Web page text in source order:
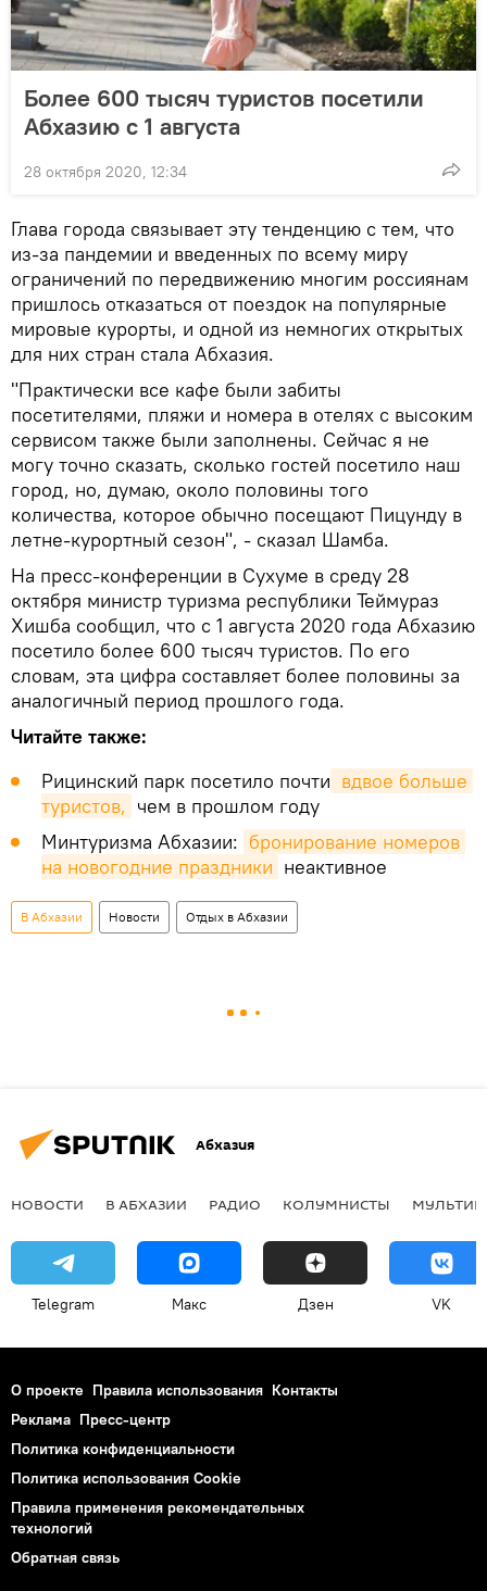
Более 600 тысяч туристов посетили
Абхазию с 1 августа
28 октября 2020, 12:34
Глава города связывает эту тенденцию с тем, что
из-за пандемии и введенных по всему миру
ограничений по передвижению многим россиянам
пришлось отказаться от поездок на популярные
мировые курорты, и одной из немногих открытых
для них стран стала Абхазия.
"Практически все кафе были забиты
посетителями, пляжи и номера в отелях с высоким
сервисом также были заполнены. Сейчас я не
могу точно сказать, сколько гостей посетило наш
город, но, думаю, около половины того
количества, которое обычно посещают Пицунду в
летне-курортный сезон", - сказал Шамба.
На пресс-конференции в Сухуме в среду 28
октября министр туризма республики Теймураз
Хишба сообщил, что с 1 августа 2020 года Абхазию
посетило более 600 тысяч туристов. По его
словам, эта цифра составляет более половины за
аналогичный период прошлого года.
Читайте также:
Рицинский парк посетило почти вдвое больше
туристов, чем в прошлом году
Минтуризма Абхазии: бронирование номеров
на новогодние праздники неактивное
В Абхазии Новости Отдых в Абхазии
Абхазия
НОВОСТИ В АБХАЗИИ РАДИО КОЛУМНИСТЫ
Telegram Макс Дзен VK
О проекте Правила использования Контакты
Реклама Пресс-центр
Политика конфиденциальности
Политика использования Cookie
Правила применения рекомендательных
технологий
Обратная связь